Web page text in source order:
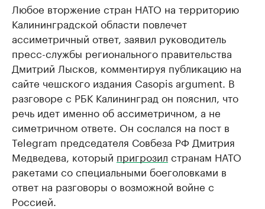
Любое вторжение стран НАТО на территорию
Калининградской области повлечет
ассиметричный ответ, заявил руководитель
пресс-службы регионального правительства
Дмитрий Лысков, комментируя публикацию на
сайте чешского издания Casopis argument. В
разговоре с РБК Калининград он пояснил, что
речь идет именно об ассиметричном, а не
симетричном ответе. Он сослался на пост в
Telegram председателя Совбеза РФ Дмитрия
Медведева, который пригрозил странам НАТО
ракетами со специальными боеголовками в
ответ на разговоры о возможной войне с
Россией.